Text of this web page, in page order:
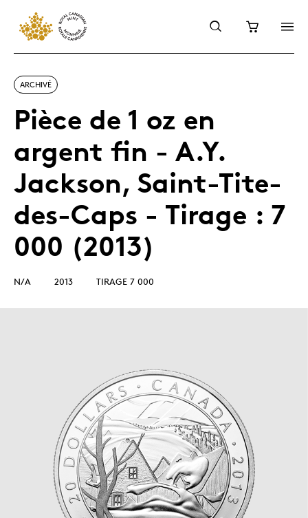
ARCHIVÉ
Pièce de 1 oz en
argent fin - A.Y.
Jackson, Saint-Tite-
des-Caps - Tirage : 7
000 (2013)
N/A 2013 TIRAGE 7 000